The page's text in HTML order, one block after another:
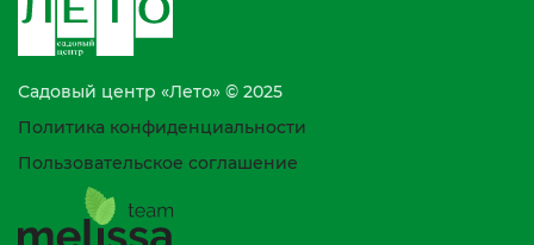
Садовый центр «Лето» © 2025
Политика конфиденциальности
Пользовательское соглашение